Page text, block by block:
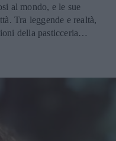
al mondo, e le sue
Tra leggende e realtà,
della pasticceria